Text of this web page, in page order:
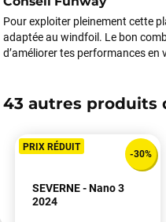
Pour exploiter pleinement cette
adaptée au windfoil. Le bon
d’améliorer tes performances en
43 autres produits
PRIX RÉDUIT
-30%
SEVERNE - Nano 3
2024